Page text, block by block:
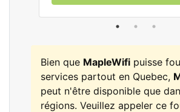
Bien que MapleWifi puisse
services partout en Quebec,
peut n'être disponible que
régions. Veuillez appeler ce